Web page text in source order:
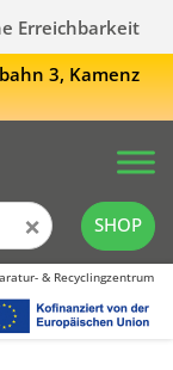
Erreichbarkeit
3, Kamenz
× SHOP
& Recyclingzentrum